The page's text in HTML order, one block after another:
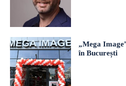
„Mega
în București